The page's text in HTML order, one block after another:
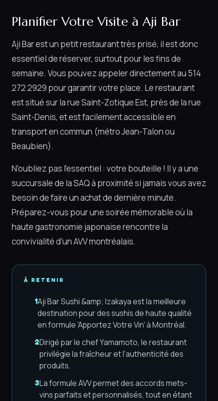
Planifier Votre Visite à Aji Bar
Aji Bar est un petit restaurant très prisé, il est donc
essentiel de réserver, surtout pour les fins de
semaine. Vous pouvez appeler directement au 514
272 2929 pour garantir votre place. Le restaurant
est situé sur la rue Saint-Zotique Est, près de la rue
Saint-Denis, et est facilement accessible en
transport en commun (métro Jean-Talon ou
Beaubien).
N'oubliez pas l'essentiel : votre bouteille ! Il y a une
succursale de la SAQ à proximité si jamais vous avez
besoin de faire un achat de dernière minute.
Préparez-vous pour une soirée mémorable où la
haute gastronomie japonaise rencontre la
convivialité d'un AVV montréalais.
À RETENIR
1Aji Bar Sushi &amp; Izakaya est la meilleure
destination pour des sushis de haute qualité
en formule 'Apportez Votre Vin' à Montréal.
2Dirigé par le chef Yamamoto, le restaurant
privilégie la fraîcheur et l'authenticité des
produits.
3La formule AVV permet des accords mets-
vins parfaits et personnalisés, tout en étant